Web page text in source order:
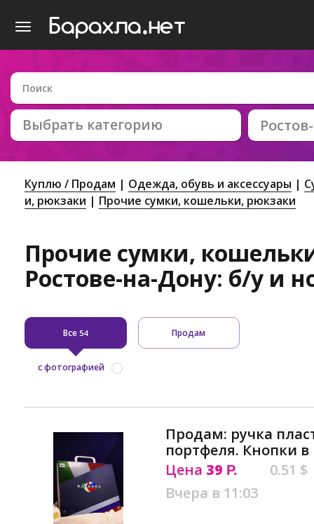
Выбрать категорию
Куплю / Продам Одежда, обувь и аксессуары
и, рюкзаки
Прочие сумки, кошельки, рюкзаки
Прочие сумки,
Ростове-на-Дону: б/у и
Все54 Продам
с фотографией
Продам: ручка
портфеля. Кнопки
Цена 39 Р.
0.51 $
Вчера в 11:03